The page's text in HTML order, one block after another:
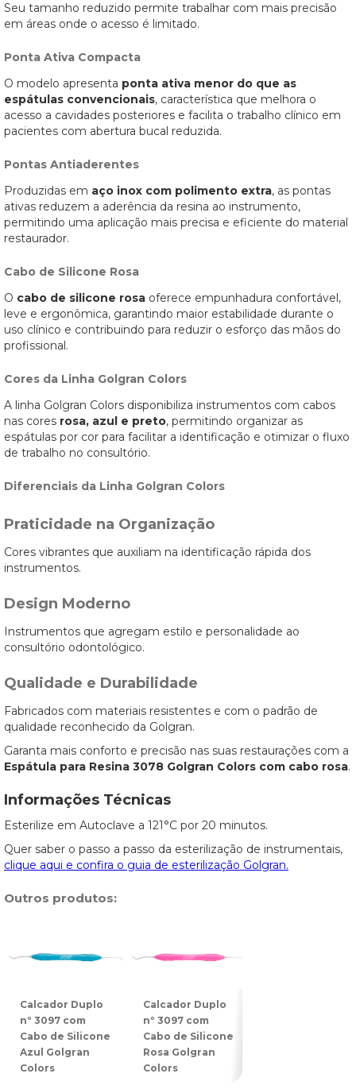
Seu tamanho reduzido permite trabalhar com mais precisão
em áreas onde o acesso é limitado.
Ponta Ativa Compacta
O modelo apresenta ponta ativa menor do que as
espátulas convencionais, característica que melhora o
acesso a cavidades posteriores e facilita o trabalho clínico em
pacientes com abertura bucal reduzida.
Pontas Antiaderentes
Produzidas em aço inox com polimento extra, as pontas
ativas reduzem a aderência da resina ao instrumento,
permitindo uma aplicação mais precisa e eficiente do material
restaurador.
Cabo de Silicone Rosa
O cabo de silicone rosa oferece empunhadura confortável,
leve e ergonômica, garantindo maior estabilidade durante o
uso clínico e contribuindo para reduzir o esforço das mãos do
profissional.
Cores da Linha Golgran Colors
A linha Golgran Colors disponibiliza instrumentos com cabos
nas cores rosa, azul e preto, permitindo organizar as
espátulas por cor para facilitar a identificação e otimizar o fluxo
de trabalho no consultório.
Diferenciais da Linha Golgran Colors
Praticidade na Organização
Cores vibrantes que auxiliam na identificação rápida dos
instrumentos.
Design Moderno
Instrumentos que agregam estilo e personalidade ao
consultório odontológico.
Qualidade e Durabilidade
Fabricados com materiais resistentes e com o padrão de
qualidade reconhecido da Golgran.
Garanta mais conforto e precisão nas suas restaurações com a
Espátula para Resina 3078 Golgran Colors com cabo rosa.
Informações Técnicas
Esterilize em Autoclave a 121°C por 20 minutos.
Quer saber o passo a passo da esterilização de instrumentais,
clique aqui e confira o guia de esterilização Golgran.
Outros produtos:
Calcador Duplo
nº 3097 com
Cabo de Silicone
Azul Golgran
Colors
Calcador Duplo
nº 3097 com
Cabo de Silicone
Rosa Golgran
Colors